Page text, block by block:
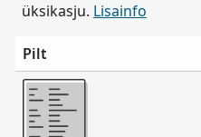
üksikasju. Lisainfo
Pilt
Rohkem